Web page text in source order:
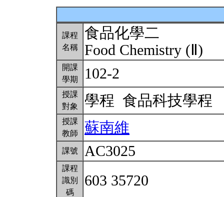
課程
名稱
食品化學二
Food Chemistry (Ⅱ)
開課
學期
102-2
授課
對象
學程 食品科技學程
授課
教師
蘇南維
課號 AC3025
課程
識別
碼
603 35720